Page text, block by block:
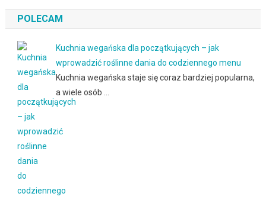
POLECAM
Kuchnia wegańska dla początkujących – jak
wprowadzić roślinne dania do codziennego menu
Kuchnia wegańska staje się coraz bardziej popularna,
a wiele osób …